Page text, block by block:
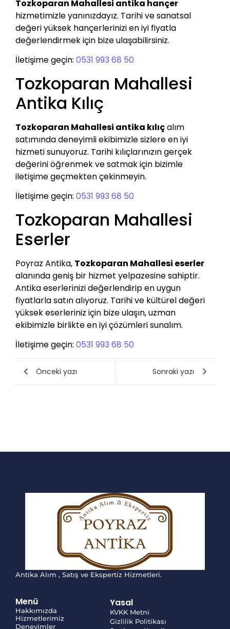
Tozkoparan Mahallesi antika hançer
hizmetimizle yanınızdayız. Tarihi ve sanatsal
değeri yüksek hançerlerinizi en iyi fiyatla
değerlendirmek için bize ulaşabilirsiniz.
İletişime geçin: 0531 993 68 50
Tozkoparan Mahallesi
Antika Kılıç
Tozkoparan Mahallesi antika kılıçalım
satımında deneyimli ekibimizle sizlere en iyi
hizmeti sunuyoruz. Tarihi kılıçlarınızın gerçek
değerini öğrenmek ve satmak için bizimle
iletişime geçmekten çekinmeyin.
İletişime geçin: 0531 993 68 50
Tozkoparan Mahallesi
Eserler
Poyraz Antika, Tozkoparan Mahallesi eserler
alanında geniş bir hizmet yelpazesine sahiptir.
Antika eserlerinizi değerlendirip en uygun
fiyatlarla satın alıyoruz. Tarihi ve kültürel değeri
yüksek eserleriniz için bize ulaşın, uzman
ekibimizle birlikte en iyi çözümleri sunalım.
İletişime geçin: 0531 993 68 50
Önceki yazı Sonraki yazı
Antika Alım , Satış ve Ekspertiz Hizmetleri.
Menü
Hakkımızda
Hizmetlerimiz
Deneyimler
Yasal
KVKK Metni
Gizlilik Politikası